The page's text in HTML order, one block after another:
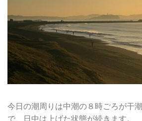
今日の潮周りは中潮の８時ごろが干
で、日中は上げた状態が続きます。